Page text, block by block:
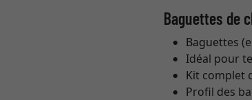
Baguettes de
Baguettes
Idéal pour
Kit complet
Profil des